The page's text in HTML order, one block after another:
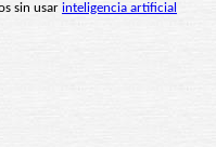
sin usar inteligencia artificial